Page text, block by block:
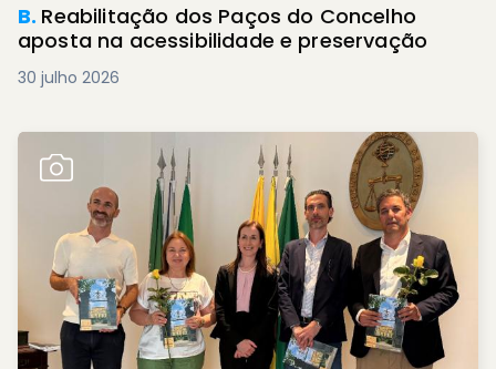
B. Reabilitação dos Paços do Concelho
aposta na acessibilidade e preservação
30 julho 2026